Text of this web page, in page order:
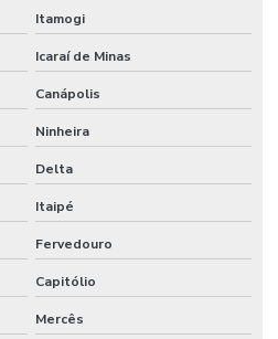
Itamogi
Icaraí de Minas
Canápolis
Ninheira
Delta
Itaipé
Fervedouro
Capitólio
Mercês